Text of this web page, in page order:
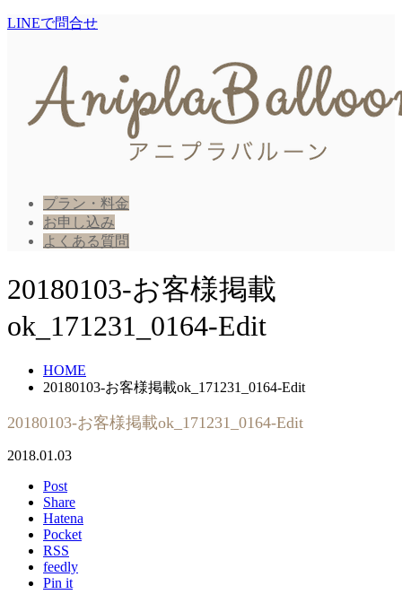
LINEで問合せ
プラン・料金
お申し込み
よくある質問
20180103-お客様掲載
ok_171231_0164-Edit
HOME
20180103-お客様掲載ok_171231_0164-Edit
20180103-お客様掲載ok_171231_0164-Edit
2018.01.03
Post
Share
Hatena
Pocket
RSS
feedly
Pin it